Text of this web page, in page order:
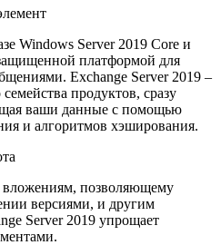
Windows Server 2019 Core и
платформой для
Exchange Server 2019 –
продуктов, сразу
ваши данные с помощью
и алгоритмов хэширования.
вложениям, позволяющему
версиями, и другим
Server 2019 упрощает